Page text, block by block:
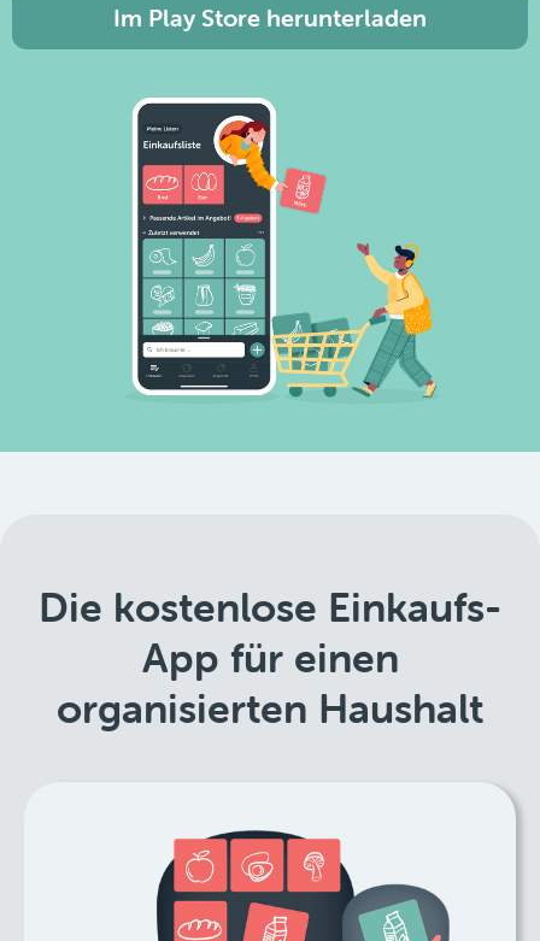
Im Play Store herunterladen
Die kostenlose Einkaufs-
App für einen
organisierten Haushalt